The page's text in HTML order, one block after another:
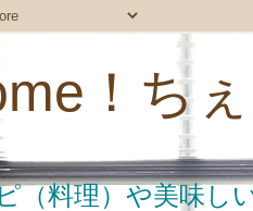
！ち
（料理）や美味し